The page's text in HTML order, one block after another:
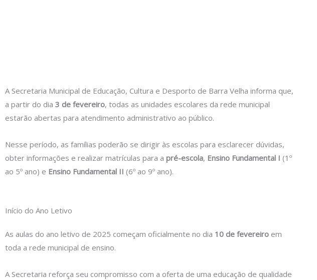
A Secretaria Municipal de Educação, Cultura e Desporto de Barra Velha informa que,
a partir do dia 3 de fevereiro, todas as unidades escolares da rede municipal
estarão abertas para atendimento administrativo ao público.
Nesse período, as famílias poderão se dirigir às escolas para esclarecer dúvidas,
obter informações e realizar matrículas para a pré-escola, Ensino Fundamental I (1º
ao 5º ano) e Ensino Fundamental II (6º ao 9º ano).
Início do Ano Letivo
As aulas do ano letivo de 2025 começam oficialmente no dia 10 de fevereiro em
toda a rede municipal de ensino.
A Secretaria reforça seu compromisso com a oferta de uma educação de qualidade